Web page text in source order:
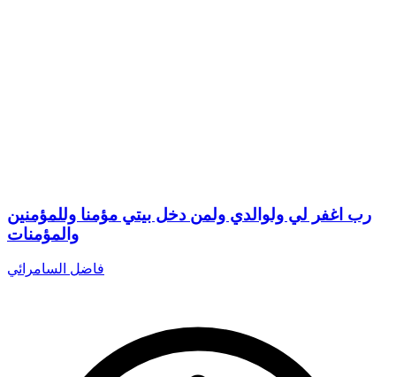
رب اغفر لي ولوالدي ولمن دخل بيتي مؤمنا وللمؤمنين
والمؤمنات
فاضل السامرائي